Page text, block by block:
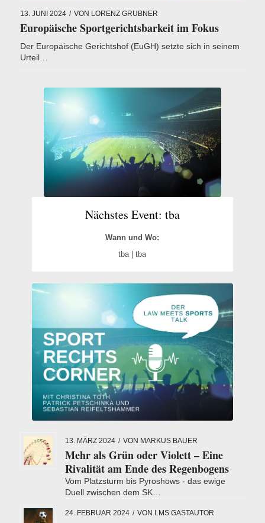
13. JUNI 2024 / VON LORENZ GRUBNER
Europäische Sportgerichtsbarkeit im Fokus
Der Europäische Gerichtshof (EuGH) setzte sich in seinem
Urteil…
Nächstes Event: tba
Wann und Wo:
tba | tba
13. MÄRZ 2024 / VON MARKUS BAUER
Mehr als Grün oder Violett – Eine
Rivalität am Ende des Regenbogens
Vom Platzsturm bis Pyroshows - das ewige
Duell zwischen dem SK…
24. FEBRUAR 2024 / VON LMS GASTAUTOR